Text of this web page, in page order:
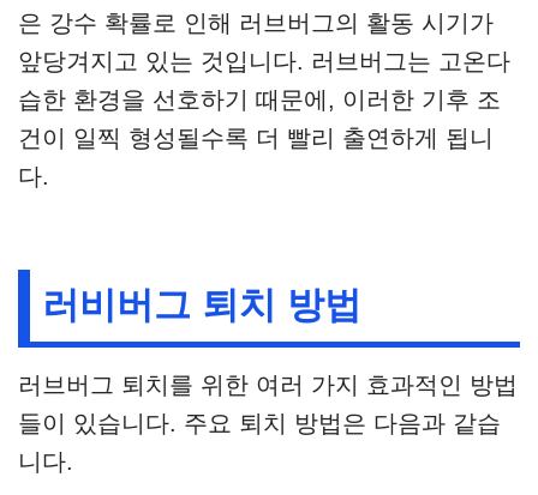
은 강수 확률로 인해 러브버그의 활동 시기가
앞당겨지고 있는 것입니다. 러브버그는 고온다
습한 환경을 선호하기 때문에, 이러한 기후 조
건이 일찍 형성될수록 더 빨리 출연하게 됩니
다.
러비버그 퇴치 방법
러브버그 퇴치를 위한 여러 가지 효과적인 방법
들이 있습니다. 주요 퇴치 방법은 다음과 같습
니다.